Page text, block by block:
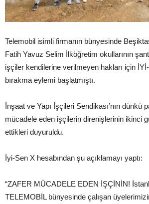
Telemobil isimli firmanın bünyesinde
Fatih Yavuz Selim İlköğretim okullarının
işçiler kendilerine verilmeyen hakları için
bırakma eylemi başlatmıştı.
İnşaat ve Yapı İşçileri Sendikası’nın dünkü
mücadele eden işçilerin direnişlerinin ikinci
ettikleri duyuruldu.
İyi-Sen X hesabından şu açıklamayı yaptı:
“ZAFER MÜCADELE EDEN İŞÇİNİN!
TELEMOBİL bünyesinde çalışan